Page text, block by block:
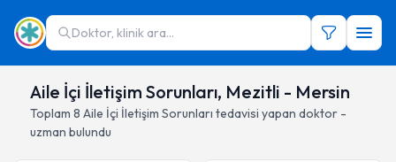
Doktor, klinik ara...
Aile İçi İletişim Sorunları, Mezitli - Mersin
Toplam 8 Aile İçi İletişim Sorunları tedavisi yapan doktor -
uzman bulundu